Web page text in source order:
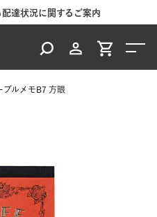
達状況に関するご案内
ブルメモB7 方眼